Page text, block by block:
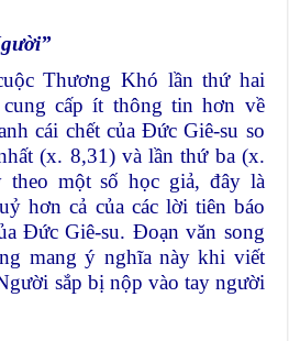
Thương Khó lần thứ hai
cung cấp ít thông tin hơn về
cái chết của Đức Giê-su so
(x. 8,31) và lần thứ ba (x.
theo một số học giả, đây là
hơn cả của các lời tiên báo
Đức Giê-su. Đoạn văn song
mang ý nghĩa này khi viết
sắp bị nộp vào tay người